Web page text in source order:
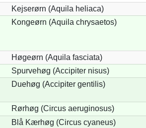
Kejserørn (Aquila heliaca)
Kongeørn (Aquila chrysaetos)
Høgeørn (Aquila fasciata)
Spurvehøg (Accipiter nisus)
Duehøg (Accipiter gentilis)
Rørhøg (Circus aeruginosus)
Blå Kærhøg (Circus cyaneus)